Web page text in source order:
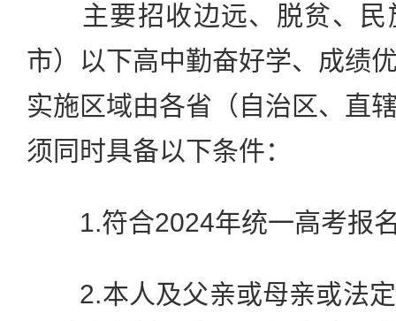
主要招收边远、脱贫、民
市）以下高中勤奋好学、成绩
实施区域由各省（自治区、直
须同时具备以下条件：
1.符合2024年统一高考报
2.本人及父亲或母亲或法定